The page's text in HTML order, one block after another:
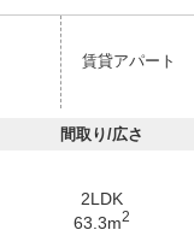
賃貸アパート
間取り/広さ
2LDK
63.3m2